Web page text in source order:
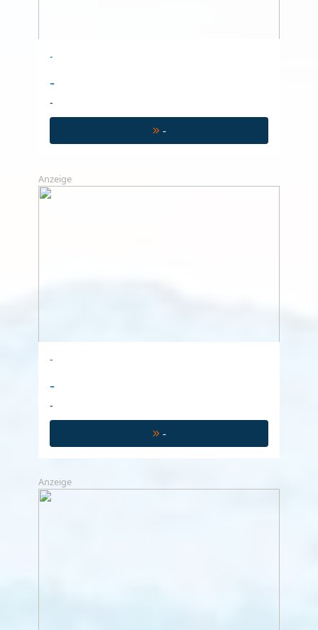
-
-
-
-
Anzeige
-
-
-
-
Anzeige